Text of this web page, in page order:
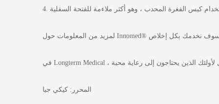
لمزيد من المعلومات حول Innomed®
المحرر: كيكي جيا